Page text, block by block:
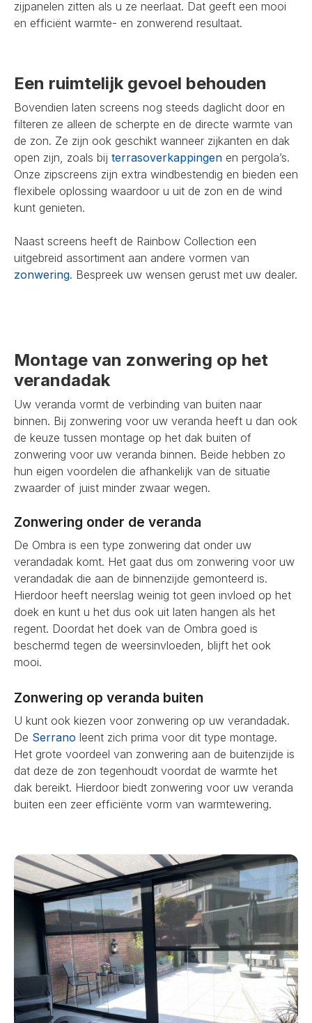
zijpanelen zitten als u ze neerlaat. Dat geeft een mooi
en efficiënt warmte- en zonwerend resultaat.
Een ruimtelijk gevoel behouden
Bovendien laten screens nog steeds daglicht door en
filteren ze alleen de scherpte en de directe warmte van
de zon. Ze zijn ook geschikt wanneer zijkanten en dak
open zijn, zoals bij terrasoverkappingen en pergola’s.
Onze zipscreens zijn extra windbestendig en bieden een
flexibele oplossing waardoor u uit de zon en de wind
kunt genieten.
Naast screens heeft de Rainbow Collection een
uitgebreid assortiment aan andere vormen van
zonwering. Bespreek uw wensen gerust met uw dealer.
Montage van zonwering op het
verandadak
Uw veranda vormt de verbinding van buiten naar
binnen. Bij zonwering voor uw veranda heeft u dan ook
de keuze tussen montage op het dak buiten of
zonwering voor uw veranda binnen. Beide hebben zo
hun eigen voordelen die afhankelijk van de situatie
zwaarder of juist minder zwaar wegen.
Zonwering onder de veranda
De Ombra is een type zonwering dat onder uw
verandadak komt. Het gaat dus om zonwering voor uw
verandadak die aan de binnenzijde gemonteerd is.
Hierdoor heeft neerslag weinig tot geen invloed op het
doek en kunt u het dus ook uit laten hangen als het
regent. Doordat het doek van de Ombra goed is
beschermd tegen de weersinvloeden, blijft het ook
mooi.
Zonwering op veranda buiten
U kunt ook kiezen voor zonwering op uw verandadak.
De Serrano leent zich prima voor dit type montage.
Het grote voordeel van zonwering aan de buitenzijde is
dat deze de zon tegenhoudt voordat de warmte het
dak bereikt. Hierdoor biedt zonwering voor uw veranda
buiten een zeer efficiënte vorm van warmtewering.